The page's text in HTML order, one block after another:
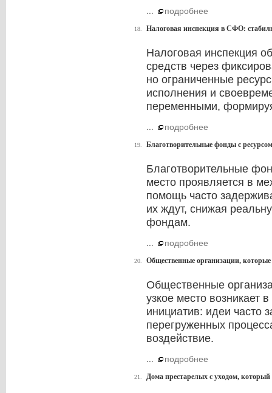
... подробнее
18. Налоговая инспекция в СФО:
Налоговая инспекция
средств через
но ограниченные
исполнения и
переменными,
... подробнее
19. Благотворительные фонды с
Благотворительные
место проявляется в
помощь часто
их ждут, снижая
фондам.
... подробнее
20. Общественные организации,
Общественные
узкое место возникает
инициатив: идеи часто
перегруженных
воздействие.
... подробнее
21. Дома престарелых с уходом, который